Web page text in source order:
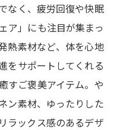
なく、疲労回復や快眠
ア」にも注目が集まっ
熱素材など、体を心地
をサポートしてくれる
すご褒美アイテム。や
ン素材、ゆったりした
ラックス感のあるデザ